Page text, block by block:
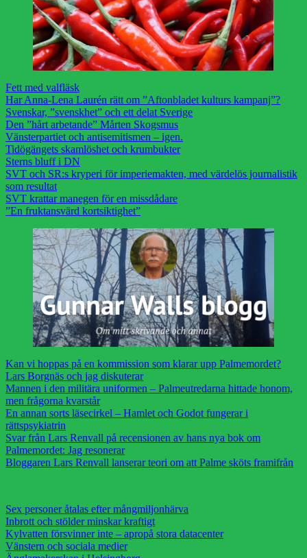
Fett med valfläsk
Har Anna-Lena Laurén rätt om ”Aftonbladet kulturs kampanj”?
Svenskar, ”svenskhet” och ett delat Sverige
Den ”hårt arbetande” Mårten Skogsmus
Vänsterpartiet och antisemitismen – igen.
Tidögängets skamlöshet och krumbukter
Sterns bluff i DN
SVT och SR:s kryperi för imperiemakten, med värdelös journalistik
som resultat
SVT krattar manegen för en missdådare
”En fruktansvärd kortsiktighet”
Kan vi hoppas på en kommission som klarar upp Palmemordet?
Lars Borgnäs och jag diskuterar
Mannen i den militära uniformen – Palmeutredarna hittade honom,
men frågorna kvarstår
En annan sorts läsecirkel – Hamlet och Godot fungerar i
rättspsykiatrin
Svar från Lars Renvall på recensionen av hans nya bok om
Palmemordet: Jag resonerar
Bloggaren Lars Renvall lanserar teori om att Palme sköts framifrån
Sex personer åtalas efter mångmiljonhärva
Inbrott och stölder minskar kraftigt
Kylvatten försvinner inte – apropå stora datacenter
Vänstern och sociala medier